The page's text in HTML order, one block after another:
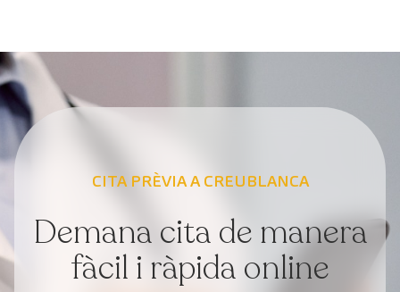
CITA PRÈVIA A CREUBLANCA
Demana cita de manera
fàcil i ràpida online